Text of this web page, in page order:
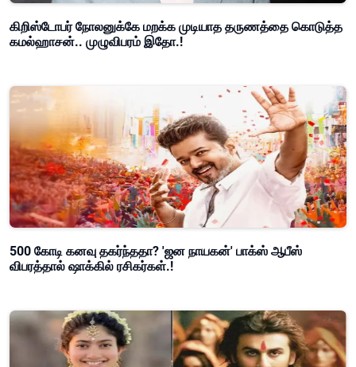
கிறிஸ்டோபர் நோலனுக்கே மறக்க முடியாத தருணத்தை கொடுத்த
கமல்ஹாசன்.. முழுவிபரம் இதோ.!
500 கோடி கனவு தகர்ந்ததா? 'ஜன நாயகன்' பாக்ஸ் ஆபீஸ்
விபரத்தால் ஷாக்கில் ரசிகர்கள்.!